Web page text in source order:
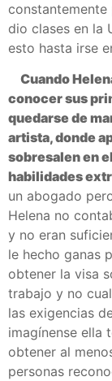
constantemente
dio clases en la
esto hasta irse
Cuando
conocer sus
quedarse de
artista, donde
sobresalen en
habilidades
un abogado
Helena no
y no eran
le hecho ganas
obtener la visa
trabajo y no
las exigencias
imagínense ella
obtener al
personas